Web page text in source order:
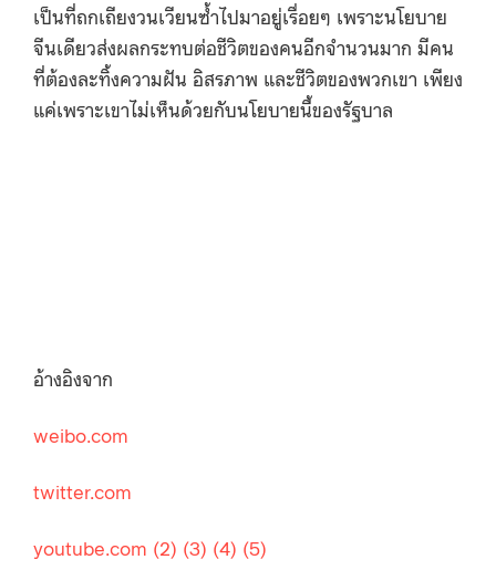
เป็นที่ถกเถียงวนเวียนซ้ำไปมาอยู่เรื่อยๆ เพราะนโยบาย
จีนเดียวส่งผลกระทบต่อชีวิตของคนอีกจำนวนมาก มีคน
ที่ต้องละทิ้งความฝัน อิสรภาพ และชีวิตของพวกเขา เพียง
แค่เพราะเขาไม่เห็นด้วยกับนโยบายนี้ของรัฐบาล
อ้างอิงจาก
weibo.com
twitter.com
youtube.com (2) (3) (4) (5)